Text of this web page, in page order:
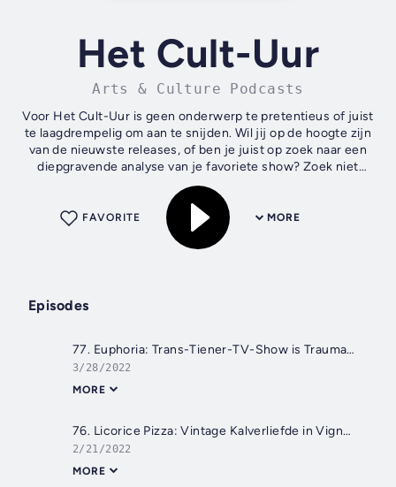
Het Cult-Uur
Arts & Culture Podcasts
Voor Het Cult-Uur is geen onderwerp te pretentieus of juist
te laagdrempelig om aan te snijden. Wil jij op de hoogte zijn
van de nieuwste releases, of ben je juist op zoek naar een
diepgravende analyse van je favoriete show? Zoek niet
verder en laat...
MORE
FAVORITE
Episodes
77. Euphoria: Trans-Tiener-TV-Show is Traumatiserende Teleurstelling
3/28/2022
MORE
76. Licorice Pizza: Vintage Kalverliefde in Vignetten
2/21/2022
MORE